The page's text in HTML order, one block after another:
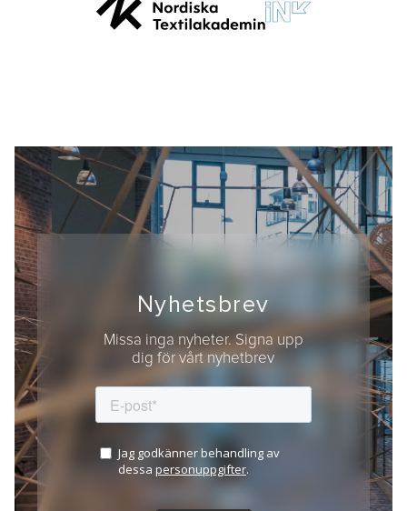
Nyhetsbrev
Missa inga nyheter. Signa upp
dig för vårt nyhetbrev